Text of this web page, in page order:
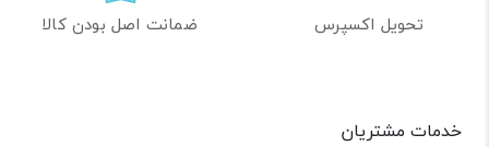
تحویل اکسپرس ضمانت اصل بودن کالا
خدمات مشتریان